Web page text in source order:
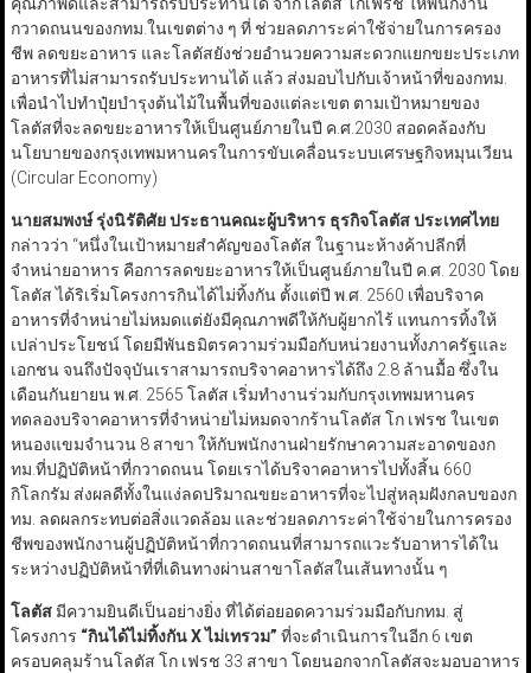
คุณภาพดีและสามารถรับประทานได้ จากโลตัส โกเฟรช ให้พนักงาน
กวาดถนนของกทม.ในเขตต่าง ๆ ที่ ช่วยลดภาระค่าใช้จ่ายในการครอง
ชีพ ลดขยะอาหาร และโลตัสยังช่วยอำนวยความสะดวกแยกขยะประเภท
อาหารที่ไม่สามารถรับประทานได้ แล้ว ส่งมอบไปกับเจ้าหน้าที่ของกทม.
เพื่อนำไปทำปุ๋ยบำรุงต้นไม้ในพื้นที่ของแต่ละเขต ตามเป้าหมายของ
โลตัสที่จะลดขยะอาหารให้เป็นศูนย์ภายในปี ค.ศ.2030 สอดคล้องกับ
นโยบายของกรุงเทพมหานครในการขับเคลื่อนระบบเศรษฐกิจหมุนเวียน
(Circular Economy)
นายสมพงษ์ รุ่งนิรัติศัย ประธานคณะผู้บริหาร ธุรกิจโลตัส ประเทศไทย
กล่าวว่า “หนึ่งในเป้าหมายสำคัญของโลตัส ในฐานะห้างค้าปลีกที่
จำหน่ายอาหาร คือการลดขยะอาหารให้เป็นศูนย์ภายในปี ค.ศ. 2030 โดย
โลตัส ได้ริเริ่มโครงการกินได้ไม่ทิ้งกัน ตั้งแต่ปี พ.ศ. 2560 เพื่อบริจาค
อาหารที่จำหน่ายไม่หมดแต่ยังมีคุณภาพดีให้กับผู้ยากไร้ แทนการทิ้งให้
เปล่าประโยชน์ โดยมีพันธมิตรความร่วมมือกับหน่วยงานทั้งภาครัฐและ
เอกชน จนถึงปัจจุบันเราสามารถบริจาคอาหารได้ถึง 2.8 ล้านมื้อ ซึ่งใน
เดือนกันยายน พ.ศ. 2565 โลตัส เริ่มทำงานร่วมกับกรุงเทพมหานคร
ทดลองบริจาคอาหารที่จำหน่ายไม่หมดจากร้านโลตัส โก เฟรช ในเขต
หนองแขมจำนวน 8 สาขา ให้กับพนักงานฝ่ายรักษาความสะอาดของก
ทม.ที่ปฏิบัติหน้าที่กวาดถนน โดยเราได้บริจาคอาหารไปทั้งสิ้น 660
กิโลกรัม ส่งผลดีทั้งในแง่ลดปริมาณขยะอาหารที่จะไปสู่หลุมฝังกลบของก
ทม. ลดผลกระทบต่อสิ่งแวดล้อม และช่วยลดภาระค่าใช้จ่ายในการครอง
ชีพของพนักงานผู้ปฏิบัติหน้าที่กวาดถนนที่สามารถแวะรับอาหารได้ใน
ระหว่างปฏิบัติหน้าที่ที่เดินทางผ่านสาขาโลตัสในเส้นทางนั้น ๆ
โลตัสมีความยินดีเป็นอย่างยิ่ง ที่ได้ต่อยอดความร่วมมือกับกทม. สู่
โครงการ “กินได้ไม่ทิ้งกัน X ไม่เทรวม” ที่จะดำเนินการในอีก 6 เขต
ครอบคลุมร้านโลตัส โก เฟรช 33 สาขา โดยนอกจากโลตัสจะมอบอาหาร